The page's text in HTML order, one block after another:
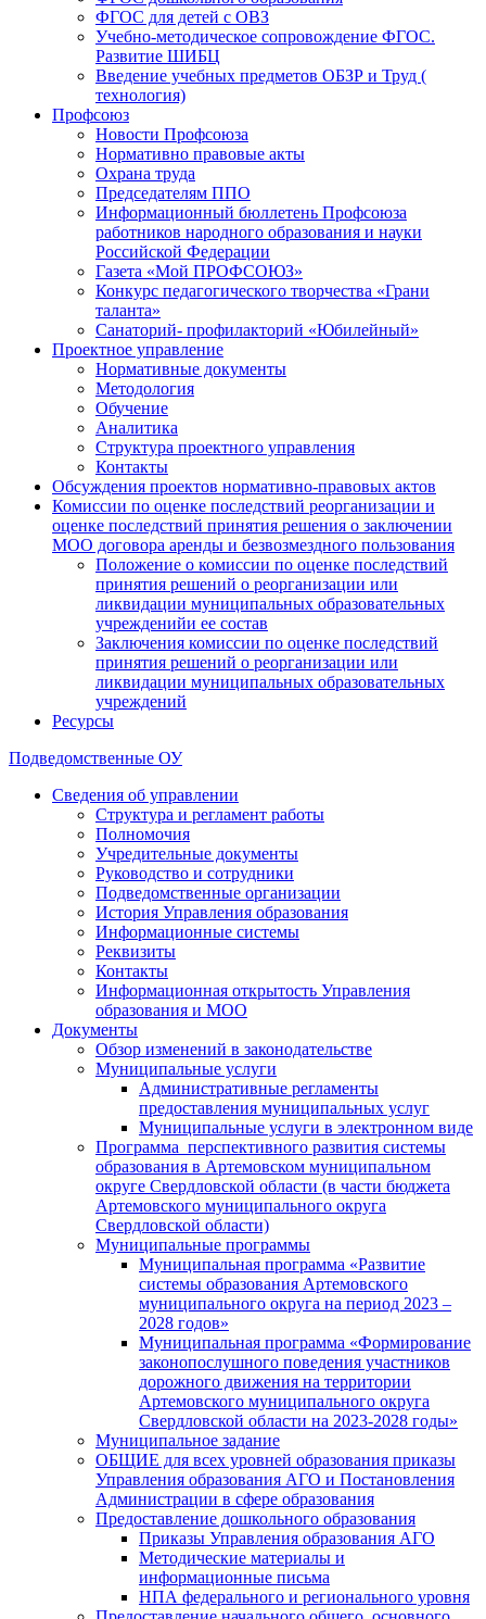
ФГОС для детей с ОВЗ
Учебно-методическое сопровождение ФГОС.
Развитие ШИБЦ
Введение учебных предметов ОБЗР и Труд (
технология)
Профсоюз
Новости Профсоюза
Нормативно правовые акты
Охрана труда
Председателям ППО
Информационный бюллетень Профсоюза
работников народного образования и науки
Российской Федерации
Газета «Мой ПРОФСОЮЗ»
Конкурс педагогического творчества «Грани
таланта»
Санаторий- профилакторий «Юбилейный»
Проектное управление
Нормативные документы
Методология
Обучение
Аналитика
Структура проектного управления
Контакты
Обсуждения проектов нормативно-правовых актов
Комиссии по оценке последствий реорганизации и
оценке последствий принятия решения о заключении
МОО договора аренды и безвозмездного пользования
Положение о комиссии по оценке последствий
принятия решений о реорганизации или
ликвидации муниципальных образовательных
учрежденийи ее состав
Заключения комиссии по оценке последствий
принятия решений о реорганизации или
ликвидации муниципальных образовательных
учреждений
Ресурсы
Подведомственные ОУ
Сведения об управлении
Структура и регламент работы
Полномочия
Учредительные документы
Руководство и сотрудники
Подведомственные организации
История Управления образования
Информационные системы
Реквизиты
Контакты
Информационная открытость Управления
образования и МОО
Документы
Обзор изменений в законодательстве
Муниципальные услуги
Административные регламенты
предоставления муниципальных услуг
Муниципальные услуги в электронном виде
Программа перспективного развития системы
образования в Артемовском муниципальном
округе Свердловской области (в части бюджета
Артемовского муниципального округа
Свердловской области)
Муниципальные программы
Муниципальная программа «Развитие
системы образования Артемовского
муниципального округа на период 2023 –
2028 годов»
Муниципальная программа «Формирование
законопослушного поведения участников
дорожного движения на территории
Артемовского муниципального округа
Свердловской области на 2023-2028 годы»
Муниципальное задание
ОБЩИЕ для всех уровней образования приказы
Управления образования АГО и Постановления
Администрации в сфере образования
Предоставление дошкольного образования
Приказы Управления образования АГО
Методические материалы и
информационные письма
НПА федерального и регионального уровня